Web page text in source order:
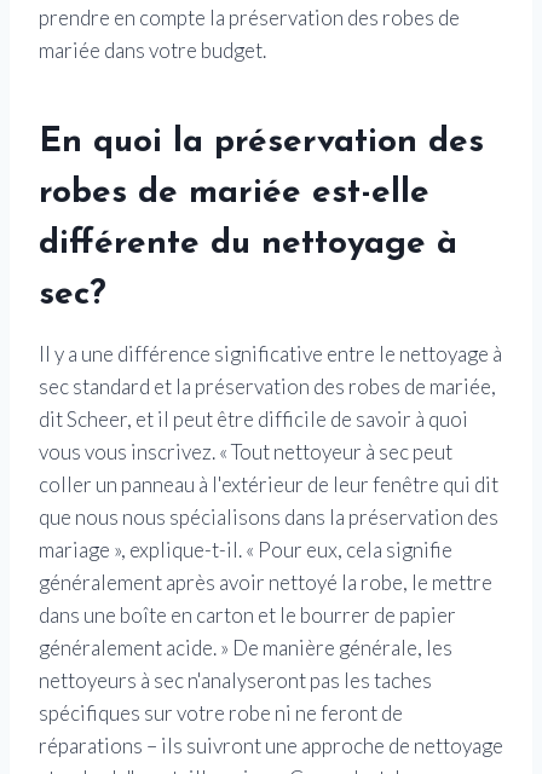
prendre en compte la préservation des robes de
mariée dans votre budget.
En quoi la préservation des
robes de mariée est-elle
différente du nettoyage à
sec?
Il y a une différence significative entre le nettoyage à
sec standard et la préservation des robes de mariée,
dit Scheer, et il peut être difficile de savoir à quoi
vous vous inscrivez. « Tout nettoyeur à sec peut
coller un panneau à l'extérieur de leur fenêtre qui dit
que nous nous spécialisons dans la préservation des
mariage », explique-t-il. « Pour eux, cela signifie
généralement après avoir nettoyé la robe, le mettre
dans une boîte en carton et le bourrer de papier
généralement acide. » De manière générale, les
nettoyeurs à sec n'analyseront pas les taches
spécifiques sur votre robe ni ne feront de
réparations – ils suivront une approche de nettoyage